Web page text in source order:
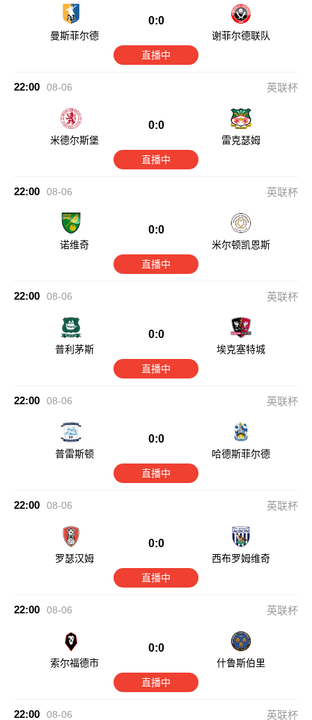
曼斯菲尔德
0:0
谢菲尔德联队
直播中
22:00 08-06 英联杯
米德尔斯堡
0:0
雷克瑟姆
直播中
22:00 08-06 英联杯
诺维奇
0:0
米尔顿凯恩斯
直播中
22:00 08-06 英联杯
普利茅斯
0:0
埃克塞特城
直播中
22:00 08-06 英联杯
普雷斯顿
0:0
哈德斯菲尔德
直播中
22:00 08-06 英联杯
罗瑟汉姆
0:0
西布罗姆维奇
直播中
22:00 08-06 英联杯
索尔福德市
0:0
什鲁斯伯里
直播中
22:00 08-06 英联杯